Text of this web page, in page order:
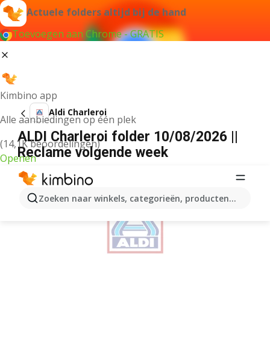
Actuele folders altijd bij de hand
Toevoegen aan Chrome - GRATIS
Kimbino app
Alle aanbiedingen op één plek
(14,1K beoordelingen)
Openen
Zoeken naar winkels, categorieën, producten...
Aldi Charleroi
ALDI Charleroi folder 10/08/2026 ||
Reclame volgende week